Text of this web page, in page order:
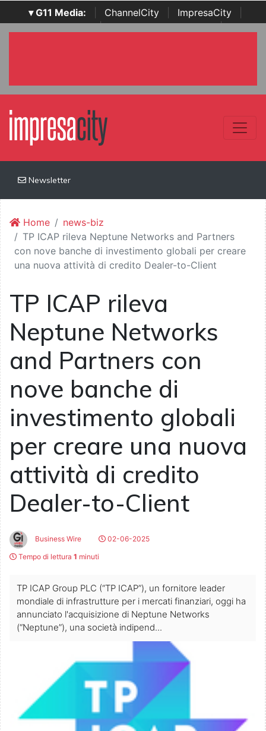
▾ G11 Media: ChannelCity ImpresaCity
SecurityOpenLab | Italian Channel Awards | Italian
Newsletter
Home
news-biz
TP ICAP rileva Neptune Networks and Partners
con nove banche di investimento globali per creare
una nuova attività di credito Dealer-to-Client
TP ICAP rileva
Neptune Networks
and Partners con
nove banche di
investimento globali
per creare una nuova
attività di credito
Dealer-to-Client
Business Wire
02-06-2025
Tempo di lettura 1 minuti
TP ICAP Group PLC (“TP ICAP”), un fornitore leader
mondiale di infrastrutture per i mercati finanziari, oggi ha
annunciato l'acquisizione di Neptune Networks
(“Neptune”), una società indipend...